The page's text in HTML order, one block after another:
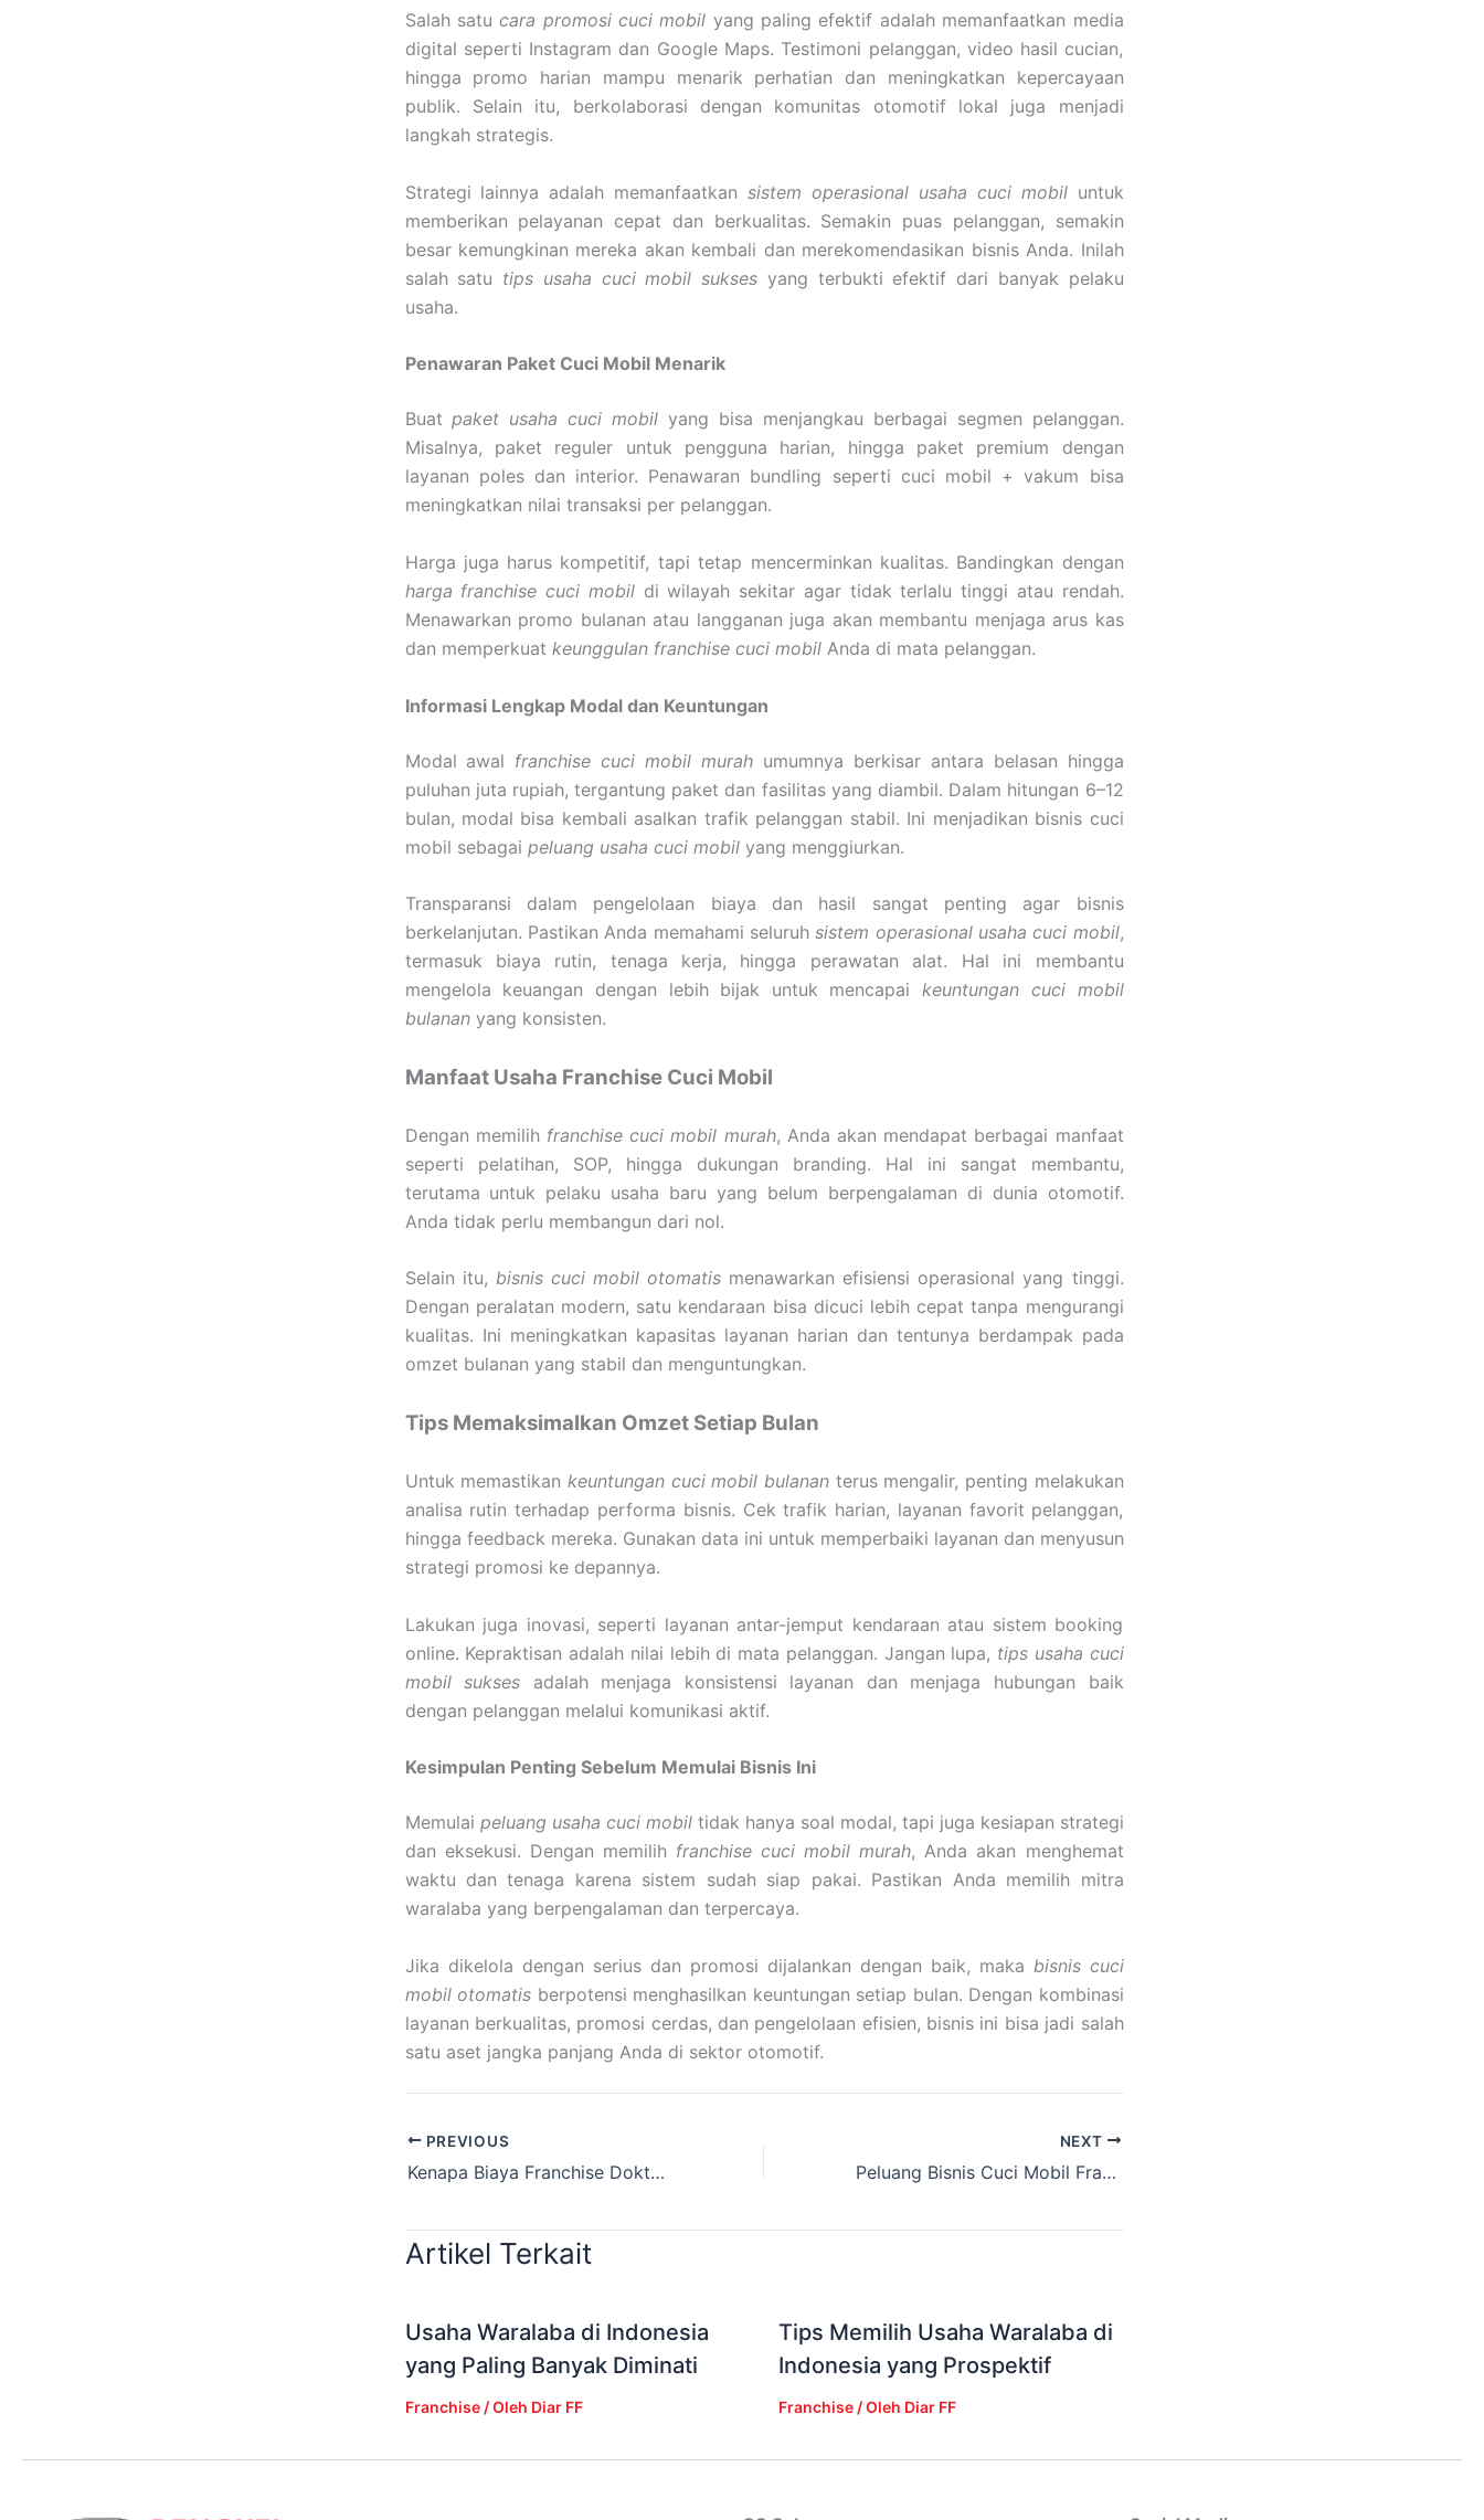
Salah satucara promosi cuci mobil yang paling efektif adalah memanfaatkan media
digital seperti Instagram dan Google Maps. Testimoni pelanggan, video hasil cucian,
hingga promo harian mampu menarik perhatian dan meningkatkan kepercayaan
publik. Selain itu, berkolaborasi dengan komunitas otomotif lokal juga menjadi
langkah strategis.
Strategi lainnya adalah memanfaatkansistem operasional usaha cuci mobiluntuk
memberikan pelayanan cepat dan berkualitas. Semakin puas pelanggan, semakin
besar kemungkinan mereka akan kembali dan merekomendasikan bisnis Anda. Inilah
salah satu tips usaha cuci mobil sukses yang terbukti efektif dari banyak pelaku
usaha.
Penawaran Paket Cuci Mobil Menarik
Buatpaket usaha cuci mobil yang bisa menjangkau berbagai segmen pelanggan.
Misalnya, paket reguler untuk pengguna harian, hingga paket premium dengan
layanan poles dan interior. Penawaran bundling seperti cuci mobil + vakum bisa
meningkatkan nilai transaksi per pelanggan.
Harga juga harus kompetitif, tapi tetap mencerminkan kualitas. Bandingkan dengan
harga franchise cuci mobildi wilayah sekitar agar tidak terlalu tinggi atau rendah.
Menawarkan promo bulanan atau langganan juga akan membantu menjaga arus kas
dan memperkuat keunggulan franchise cuci mobilAnda di mata pelanggan.
Informasi Lengkap Modal dan Keuntungan
Modal awal franchise cuci mobil murah umumnya berkisar antara belasan hingga
puluhan juta rupiah, tergantung paket dan fasilitas yang diambil. Dalam hitungan 6–12
bulan, modal bisa kembali asalkan trafik pelanggan stabil. Ini menjadikan bisnis cuci
mobil sebagai peluang usaha cuci mobilyang menggiurkan.
Transparansi dalam pengelolaan biaya dan hasil sangat penting agar bisnis
berkelanjutan. Pastikan Anda memahami seluruhsistem operasional usaha cuci mobil,
termasuk biaya rutin, tenaga kerja, hingga perawatan alat. Hal ini membantu
mengelola keuangan dengan lebih bijak untuk mencapaikeuntungan cuci mobil
bulananyang konsisten.
Manfaat Usaha Franchise Cuci Mobil
Dengan memilih franchise cuci mobil murah, Anda akan mendapat berbagai manfaat
seperti pelatihan, SOP, hingga dukungan branding. Hal ini sangat membantu,
terutama untuk pelaku usaha baru yang belum berpengalaman di dunia otomotif.
Anda tidak perlu membangun dari nol.
Selain itu, bisnis cuci mobil otomatis menawarkan efisiensi operasional yang tinggi.
Dengan peralatan modern, satu kendaraan bisa dicuci lebih cepat tanpa mengurangi
kualitas. Ini meningkatkan kapasitas layanan harian dan tentunya berdampak pada
omzet bulanan yang stabil dan menguntungkan.
Tips Memaksimalkan Omzet Setiap Bulan
Untuk memastikan keuntungan cuci mobil bulananterus mengalir, penting melakukan
analisa rutin terhadap performa bisnis. Cek trafik harian, layanan favorit pelanggan,
hingga feedback mereka. Gunakan data ini untuk memperbaiki layanan dan menyusun
strategi promosi ke depannya.
Lakukan juga inovasi, seperti layanan antar-jemput kendaraan atau sistem booking
online. Kepraktisan adalah nilai lebih di mata pelanggan. Jangan lupa, tips usaha cuci
mobil sukses adalah menjaga konsistensi layanan dan menjaga hubungan baik
dengan pelanggan melalui komunikasi aktif.
Kesimpulan Penting Sebelum Memulai Bisnis Ini
Memulai peluang usaha cuci mobiltidak hanya soal modal, tapi juga kesiapan strategi
dan eksekusi. Dengan memilih franchise cuci mobil murah, Anda akan menghemat
waktu dan tenaga karena sistem sudah siap pakai. Pastikan Anda memilih mitra
waralaba yang berpengalaman dan terpercaya.
Jika dikelola dengan serius dan promosi dijalankan dengan baik, maka bisnis cuci
mobil otomatis berpotensi menghasilkan keuntungan setiap bulan. Dengan kombinasi
layanan berkualitas, promosi cerdas, dan pengelolaan efisien, bisnis ini bisa jadi salah
satu aset jangka panjang Anda di sektor otomotif.
PREVIOUS
Kenapa Biaya Franchise Dokter Mobil Worth It
NEXT
Peluang Bisnis Cuci Mobil Franchise Paling Menarik
Artikel Terkait
Usaha Waralaba di Indonesia
yang Paling Banyak Diminati
Franchise/ Oleh Diar FF
Tips Memilih Usaha Waralaba di
Indonesia yang Prospektif
Franchise/ Oleh Diar FF